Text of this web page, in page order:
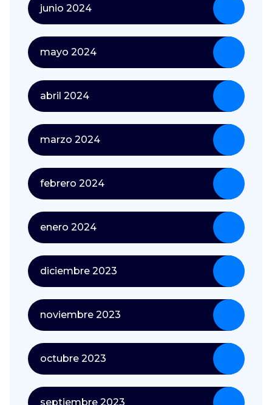
junio 2024
mayo 2024
abril 2024
marzo 2024
febrero 2024
enero 2024
diciembre 2023
noviembre 2023
octubre 2023
septiembre 2023